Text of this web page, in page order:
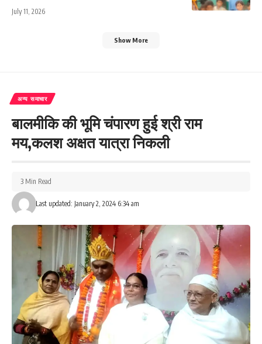
July 11, 2026
Show More
अन्य समाचार
बालमीकि की भूमि चंपारण हुई श्री राम
मय,कलश अक्षत यात्रा निकली
Last updated: January 2, 2024 6:34 am
3 Min Read